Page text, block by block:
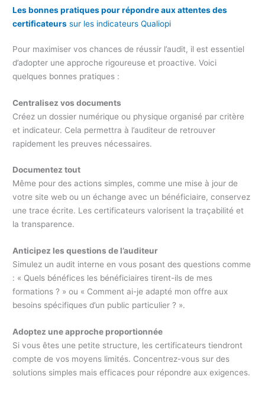
Les bonnes pratiques pour répondre aux attentes des
certificateurs sur les indicateurs Qualiopi
Pour maximiser vos chances de réussir l’audit, il est essentiel
d’adopter une approche rigoureuse et proactive. Voici
quelques bonnes pratiques :
Centralisez vos documents
Créez un dossier numérique ou physique organisé par critère
et indicateur. Cela permettra à l’auditeur de retrouver
rapidement les preuves nécessaires.
Documentez tout
Même pour des actions simples, comme une mise à jour de
votre site web ou un échange avec un bénéficiaire, conservez
une trace écrite. Les certificateurs valorisent la traçabilité et
la transparence.
Anticipez les questions de l’auditeur
Simulez un audit interne en vous posant des questions comme
: « Quels bénéfices les bénéficiaires tirent-ils de mes
formations ? » ou « Comment ai-je adapté mon offre aux
besoins spécifiques d’un public particulier ? ».
Adoptez une approche proportionnée
Si vous êtes une petite structure, les certificateurs tiendront
compte de vos moyens limités. Concentrez-vous sur des
solutions simples mais efficaces pour répondre aux exigences.